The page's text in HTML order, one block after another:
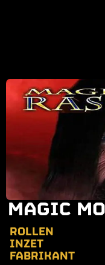
MAGIC
ROLLEN
INZET
FABRIKANT